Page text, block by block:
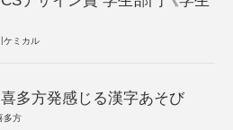
ケミカル
多方発感じる漢字あそび
多方